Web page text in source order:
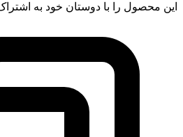
این محصول را با دوستان خود به